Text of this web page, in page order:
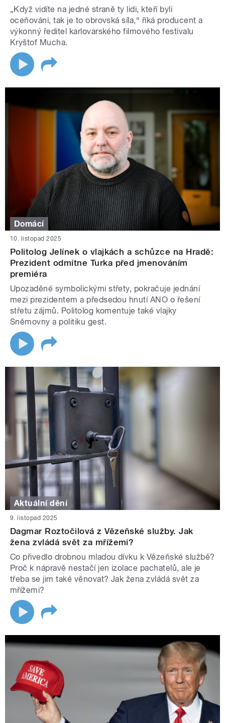
„Když vidíte na jedné straně ty lidi, kteří byli
oceňováni, tak je to obrovská síla,“ říká producent a
výkonný ředitel karlovarského filmového festivalu
Kryštof Mucha.
Domácí
10. listopad 2025
Politolog Jelínek o vlajkách a schůzce na Hradě:
Prezident odmítne Turka před jmenováním
premiéra
Upozaděné symbolickými střety, pokračuje jednání
mezi prezidentem a předsedou hnutí ANO o řešení
střetu zájmů. Politolog komentuje také vlajky
Sněmovny a politiku gest.
Aktuální dění
9. listopad 2025
Dagmar Roztočilová z Vězeňské služby. Jak
žena zvládá svět za mřížemi?
Co přivedlo drobnou mladou dívku k Vězeňské službě?
Proč k nápravě nestačí jen izolace pachatelů, ale je
třeba se jim také věnovat? Jak žena zvládá svět za
mřížemi?